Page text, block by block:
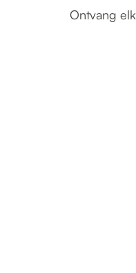
Ontvang